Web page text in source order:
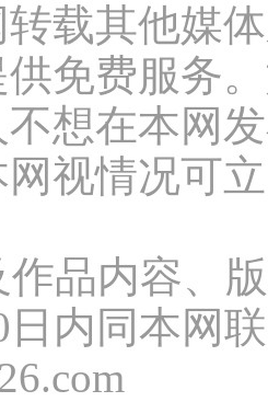
载其他媒
免费服务
想在本网
网视情况可
品内容、
日内同本网